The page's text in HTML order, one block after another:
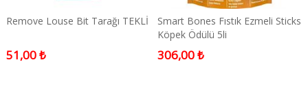
Remove Louse Bit Tarağı TEKLİ
51,00 ₺
Smart Bones Fıstık Ezmeli Sticks
Köpek Ödülü 5li
306,00 ₺